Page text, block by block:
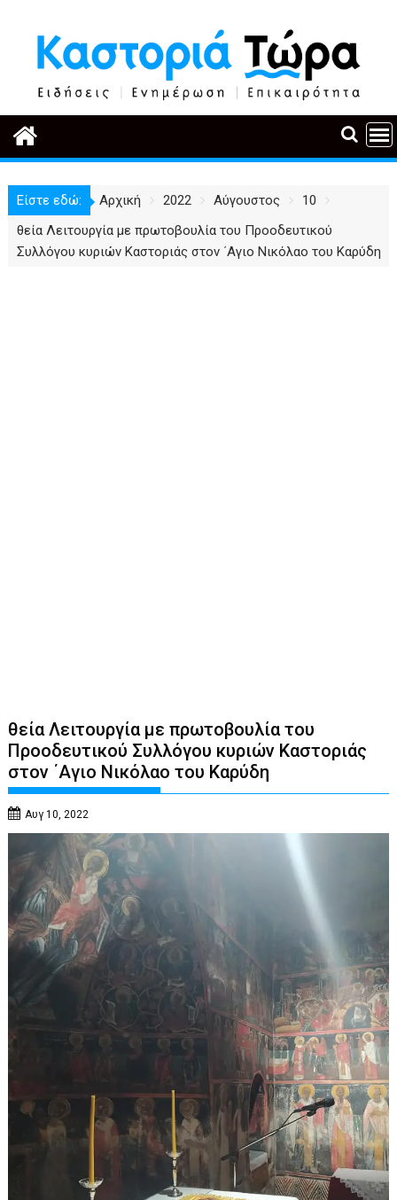
περιεχόμενο
Είστε εδώ: Αρχική 2022 Αύγουστος
10
θεία Λειτουργία με πρωτοβουλία του Προοδευτικού
Συλλόγου κυριών Καστοριάς στον ΄Αγιο Νικόλαο του Καρύδη
θεία Λειτουργία με πρωτοβουλία του
Προοδευτικού Συλλόγου κυριών Καστοριάς
στον ΄Αγιο Νικόλαο του Καρύδη
Αυγ 10, 2022